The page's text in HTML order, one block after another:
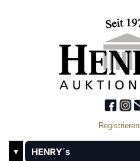
Registrieren
▼ HENRY´s